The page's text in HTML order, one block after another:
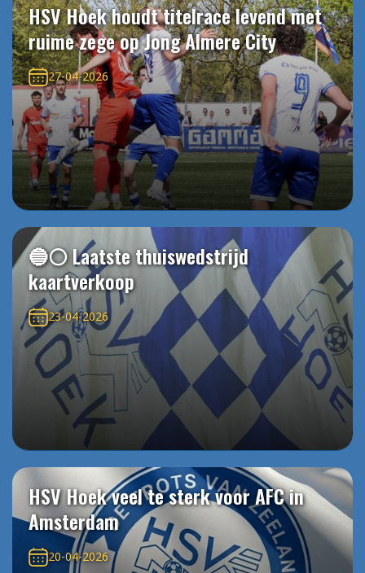
HSV Hoek houdt titelrace levend met
ruime zege op Jong Almere City
27-04-2026
🔵⚪️ Laatste thuiswedstrijd
kaartverkoop
23-04-2026
HSV Hoek veel te sterk voor AFC in
Amsterdam
20-04-2026